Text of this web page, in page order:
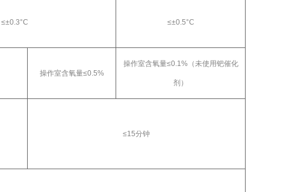
≤±0.3°C ≤±0.5°C
操作室含氧量≤0.5%
操作室含氧量≤0.1%（未使用钯催化
剂）
≤15分钟